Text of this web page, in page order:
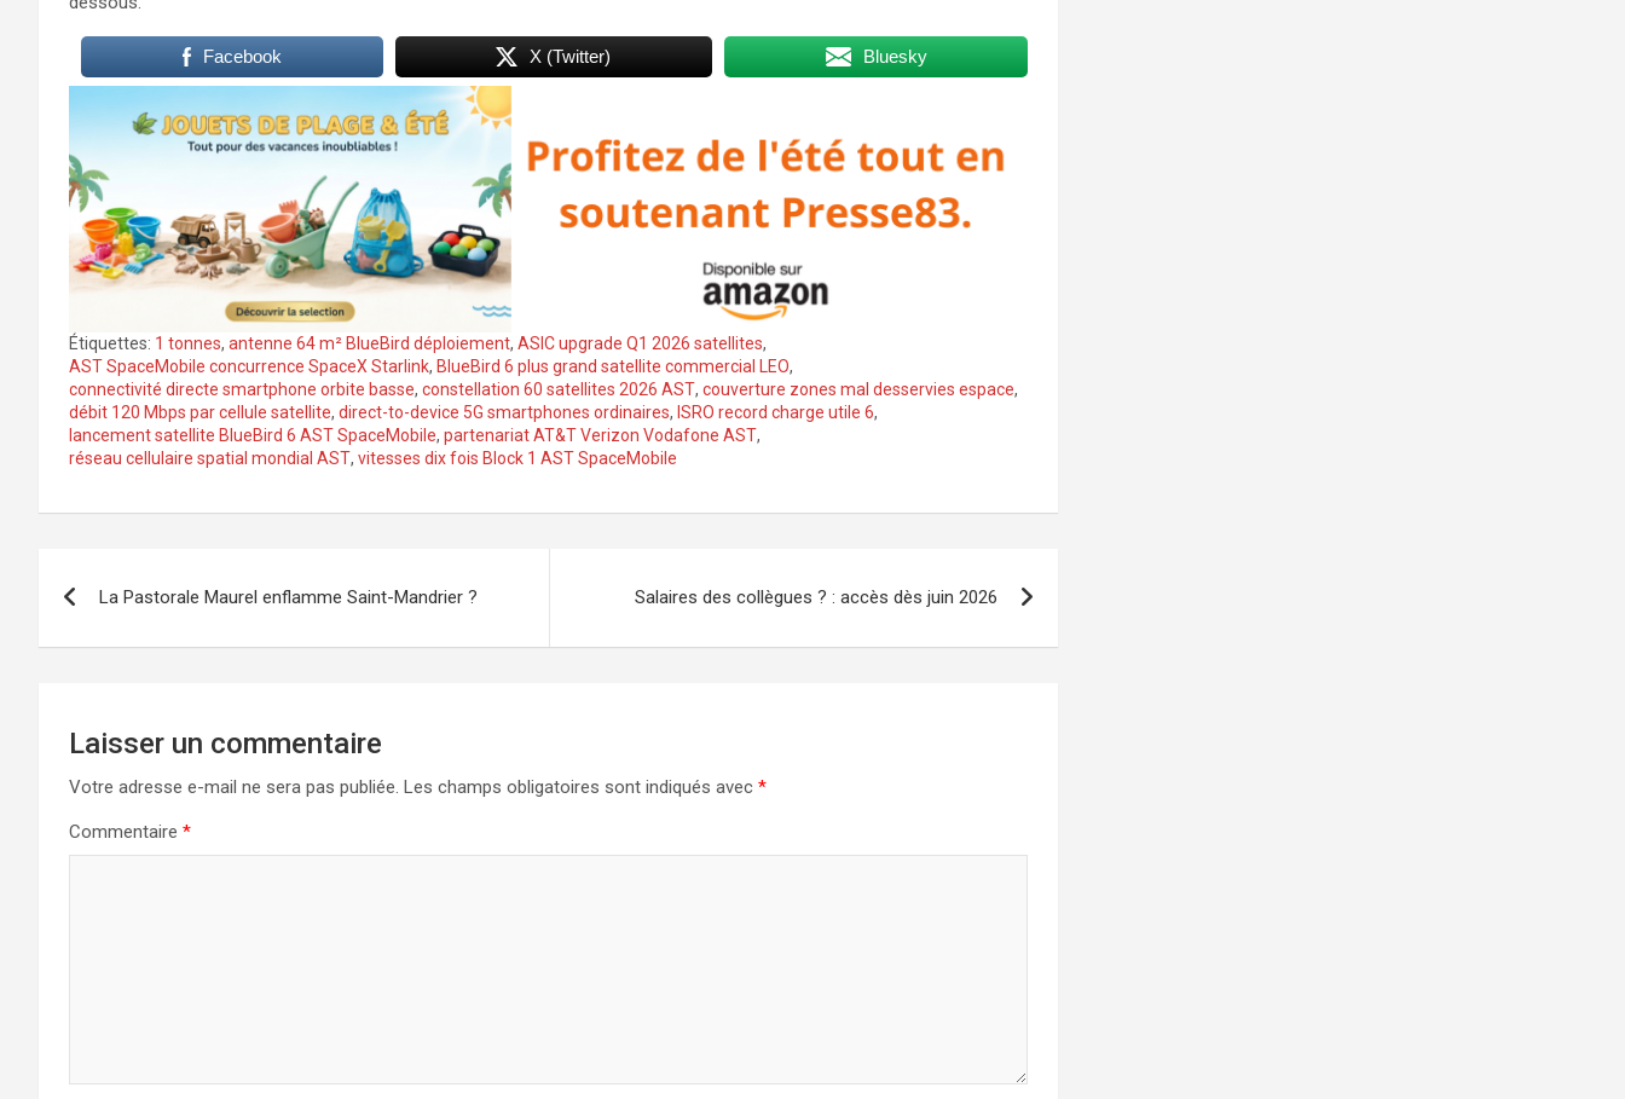
Facebook X (Twitter) Bluesky
Étiquettes: 1 tonnes, antenne 64 m² BlueBird déploiement, ASIC upgrade Q1 2026 satellites,
AST SpaceMobile concurrence SpaceX Starlink, BlueBird 6 plus grand satellite commercial LEO,
connectivité directe smartphone orbite basse, constellation 60 satellites 2026 AST, couverture zones mal desservies espace,
débit 120 Mbps par cellule satellite, direct-to-device 5G smartphones ordinaires, ISRO record charge utile 6,
lancement satellite BlueBird 6 AST SpaceMobile, partenariat AT&T Verizon Vodafone AST,
réseau cellulaire spatial mondial AST, vitesses dix fois Block 1 AST SpaceMobile
de
La Pastorale Maurel enflamme Saint-Mandrier ? Salaires des collègues ? : accès dès juin 2026
Laisser un commentaire
Votre adresse e-mail ne sera pas publiée. Les champs obligatoires sont indiqués avec *
Commentaire *